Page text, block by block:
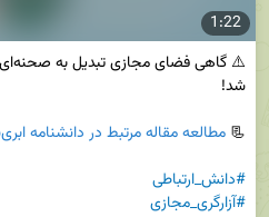
1:22
📃 مطالعه مقاله مرتبط در دانشنامه ابری‌شهر
#دانش_ارتباطی
#آزارگری_مجازی